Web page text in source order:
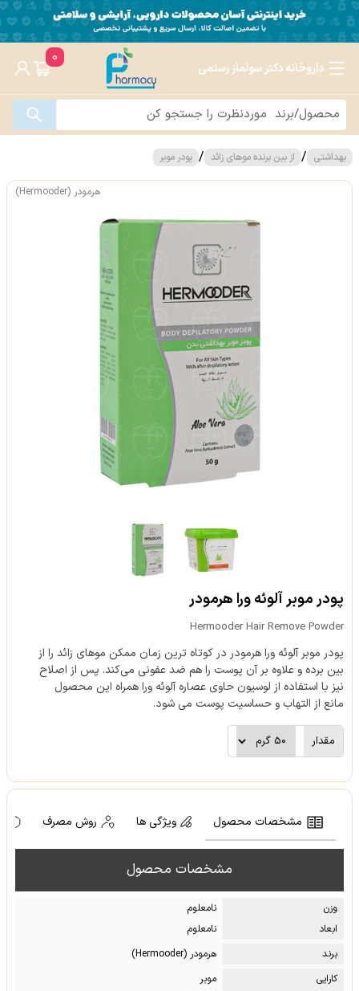
داروخانه دکتر سولماز رستمی
0
بهداشتی / از بین برنده موهای زائد / پودر موبر
هرمودر (Hermooder)
پودر موبر آلوئه ورا هرمودر
Hermooder Hair Remove Powder
پودر موبر آلوئه ورا هرمودر در کوتاه ترین زمان ممکن موهای زائد را از
بین برده و علاوه بر آن پوست را هم ضد عفونی می‌کند. پس از اصلاح
نیز با استفاده از لوسیون حاوی عصاره آلوئه ورا همراه این محصول
مانع از التهاب و حساسیت پوست می شود.
مقدار
مشخصات محصول ویژگی ها روش مصرف
مشخصات محصول
وزن
نامعلوم
ابعاد
نامعلوم
برند
هرمودر (Hermooder)
کارایی
موبر